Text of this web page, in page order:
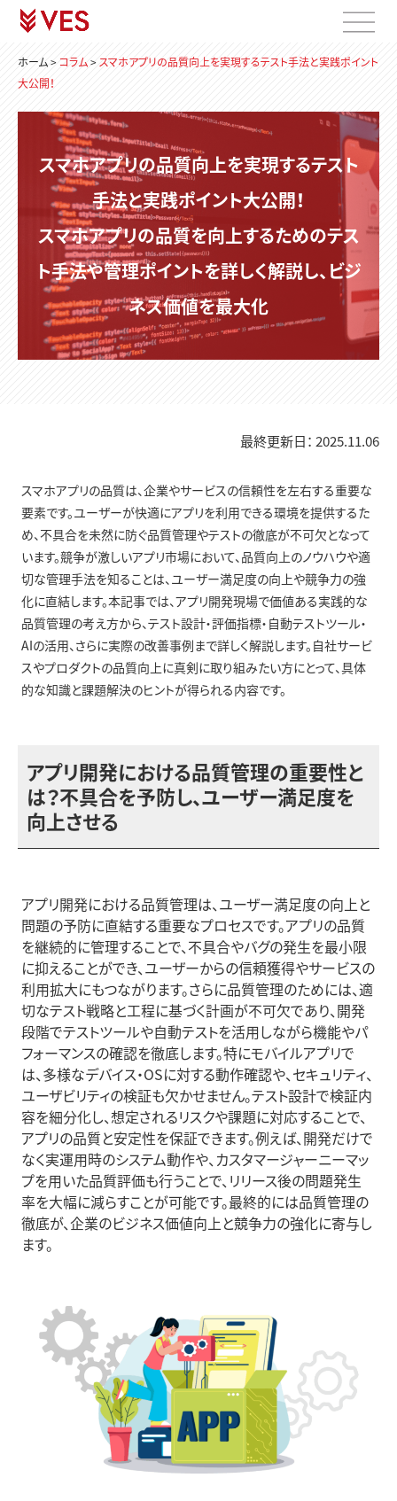
ホーム> コラム>スマホアプリの品質向上を実現するテスト手法と実践ポイント
大公開！
スマホアプリの品質向上を実現するテスト
手法と実践ポイント大公開！
スマホアプリの品質を向上するためのテス
ト手法や管理ポイントを詳しく解説し、ビジ
ネス価値を最大化
最終更新日： 2025.11.06
スマホアプリの品質は、企業やサービスの信頼性を左右する重要な
要素です。ユーザーが快適にアプリを利用できる環境を提供するた
め、不具合を未然に防ぐ品質管理やテストの徹底が不可欠となって
います。競争が激しいアプリ市場において、品質向上のノウハウや適
切な管理手法を知ることは、ユーザー満足度の向上や競争力の強
化に直結します。本記事では、アプリ開発現場で価値ある実践的な
品質管理の考え方から、テスト設計・評価指標・自動テストツール・
AIの活用、さらに実際の改善事例まで詳しく解説します。自社サービ
スやプロダクトの品質向上に真剣に取り組みたい方にとって、具体
的な知識と課題解決のヒントが得られる内容です。
アプリ開発における品質管理の重要性と
は？不具合を予防し、ユーザー満足度を
向上させる
アプリ開発における品質管理は、ユーザー満足度の向上と
問題の予防に直結する重要なプロセスです。アプリの品質
を継続的に管理することで、不具合やバグの発生を最小限
に抑えることができ、ユーザーからの信頼獲得やサービスの
利用拡大にもつながります。さらに品質管理のためには、適
切なテスト戦略と工程に基づく計画が不可欠であり、開発
段階でテストツールや自動テストを活用しながら機能やパ
フォーマンスの確認を徹底します。特にモバイルアプリで
は、多様なデバイス・OSに対する動作確認や、セキュリティ、
ユーザビリティの検証も欠かせません。テスト設計で検証内
容を細分化し、想定されるリスクや課題に対応することで、
アプリの品質と安定性を保証できます。例えば、開発だけで
なく実運用時のシステム動作や、カスタマージャーニーマッ
プを用いた品質評価も行うことで、リリース後の問題発生
率を大幅に減らすことが可能です。最終的には品質管理の
徹底が、企業のビジネス価値向上と競争力の強化に寄与し
ます。